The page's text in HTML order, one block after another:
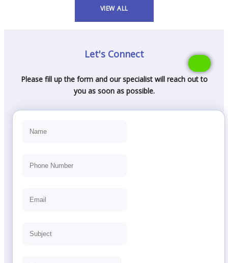
VIEW ALL
Let's Connect
Please fill up the form and our specialist will reach out to
you as soon as possible.